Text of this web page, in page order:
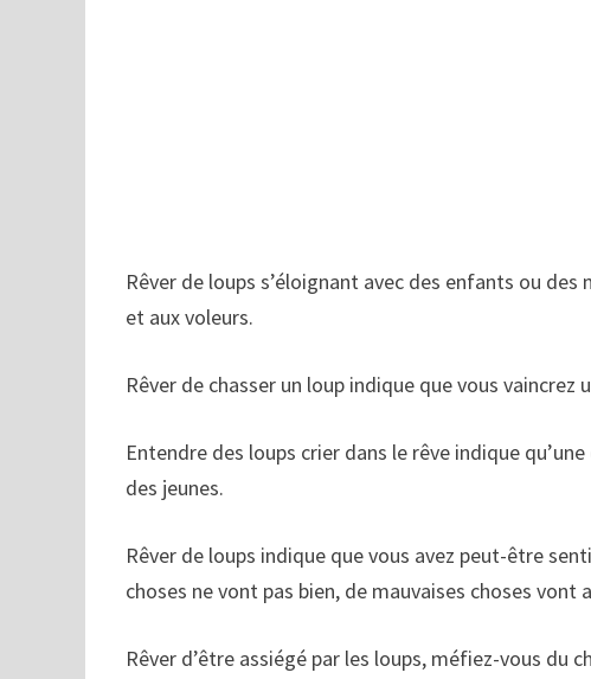
Rêver de loups s’éloignant avec des enfants ou
et aux voleurs.
Rêver de chasser un loup indique que vous
Entendre des loups crier dans le rêve indique
des jeunes.
Rêver de loups indique que vous avez peut-être
choses ne vont pas bien, de mauvaises choses vont
Rêver d’être assiégé par les loups, méfiez-vous du